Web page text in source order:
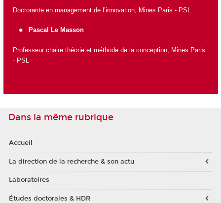
Doctorante en management de l’innovation, Mines Paris - PSL
Pascal Le Masson
Professeur chaire théorie et méthode de la conception, Mines Paris
- PSL
Dans la même rubrique
Accueil
La direction de la recherche & son actu
Laboratoires
Études doctorales & HDR